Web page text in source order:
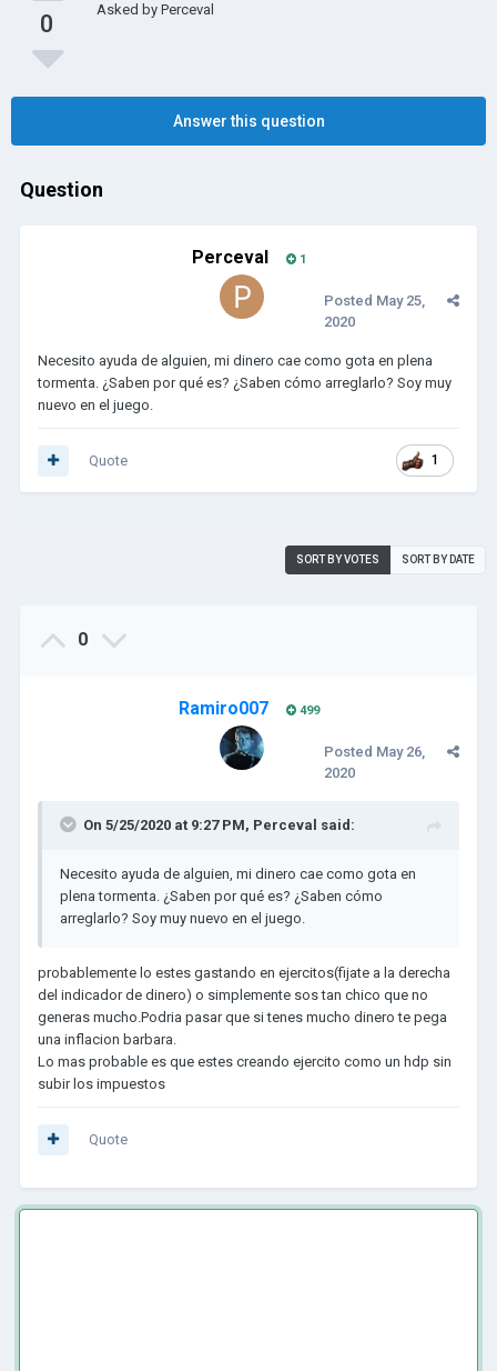
0
Asked by Perceval
Answer this question
Question
Perceval 1
Posted May 25,
2020
Necesito ayuda de alguien, mi dinero cae como gota en plena
tormenta. ¿Saben por qué es? ¿Saben cómo arreglarlo? Soy muy
nuevo en el juego.
1
Quote
SORT BY VOTES SORT BY DATE
0
Ramiro007 499
Posted May 26,
2020
On 5/25/2020 at 9:27 PM, Perceval said:
Necesito ayuda de alguien, mi dinero cae como gota en
plena tormenta. ¿Saben por qué es? ¿Saben cómo
arreglarlo? Soy muy nuevo en el juego.
probablemente lo estes gastando en ejercitos(fijate a la derecha
del indicador de dinero) o simplemente sos tan chico que no
generas mucho.Podria pasar que si tenes mucho dinero te pega
una inflacion barbara.
Lo mas probable es que estes creando ejercito como un hdp sin
subir los impuestos
Quote